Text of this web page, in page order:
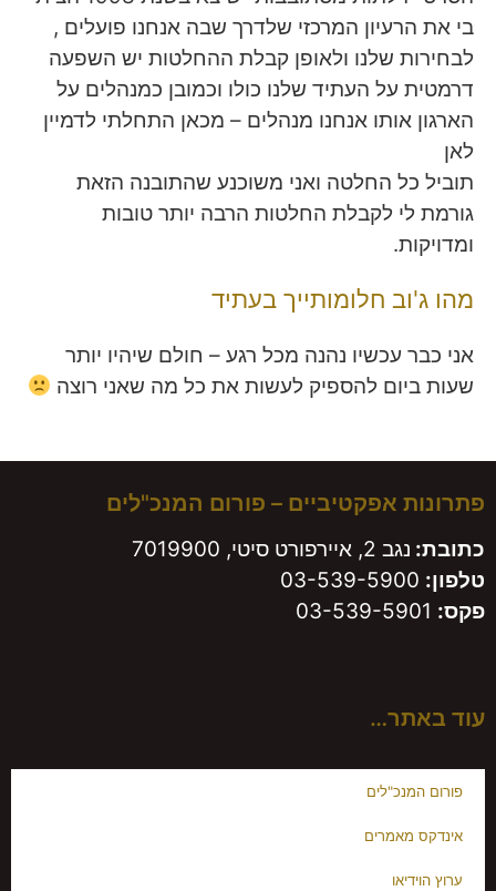
בי את הרעיון המרכזי שלדרך שבה אנחנו פועלים ,
לבחירות שלנו ולאופן קבלת ההחלטות יש השפעה
דרמטית על העתיד שלנו כולו וכמובן כמנהלים על
הארגון אותו אנחנו מנהלים – מכאן התחלתי לדמיין
לאן
תוביל כל החלטה ואני משוכנע שהתובנה הזאת
גורמת לי לקבלת החלטות הרבה יותר טובות
ומדויקות.
מהו ג'וב חלומותייך בעתיד
אני כבר עכשיו נהנה מכל רגע – חולם שיהיו יותר
שעות ביום להספיק לעשות את כל מה שאני רוצה
פתרונות אפקטיביים – פורום המנכ"לים
כתובת: נגב 2, איירפורט סיטי, 7019900
טלפון: 03-539-5900
פקס:
עוד באתר…
פורום המנכ"לים
אינדקס מאמרים
ערוץ הוידיאו